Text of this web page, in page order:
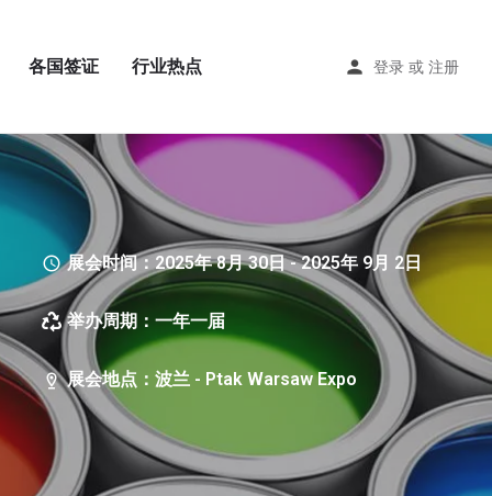
各国签证 行业热点 登录 或 注册
展会时间：2025年 8月 30日 - 2025年 9月 2日
举办周期：一年一届
展会地点：波兰 - Ptak Warsaw Expo